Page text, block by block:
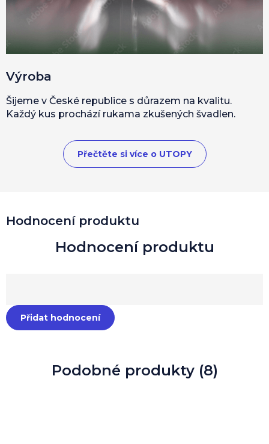
Podobné produkty (8)
Hodnocení produktu
Přidat hodnocení
Výroba
Šijeme v České republice s důrazem na kvalitu.
Každý kus prochází rukama zkušených švadlen.
Přečtěte si více o UTOPY